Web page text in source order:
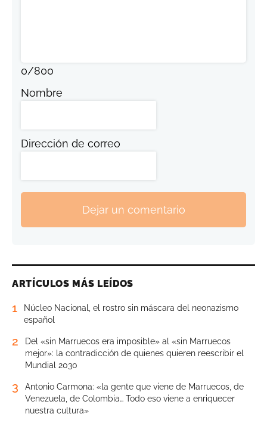
0/800
Nombre
Dirección de correo
Dejar un comentario
ARTÍCULOS MÁS LEÍDOS
1
Núcleo Nacional, el rostro sin máscara del neonazismo
español
2
Del «sin Marruecos era imposible» al «sin Marruecos
mejor»: la contradicción de quienes quieren reescribir el
Mundial 2030
3
Antonio Carmona: «la gente que viene de Marruecos, de
Venezuela, de Colombia… Todo eso viene a enriquecer
nuestra cultura»